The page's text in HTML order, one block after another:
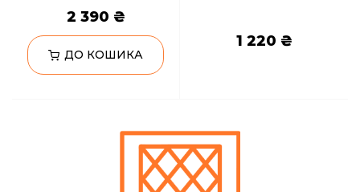
2 390 ₴
ДО КОШИКА
1 220 ₴